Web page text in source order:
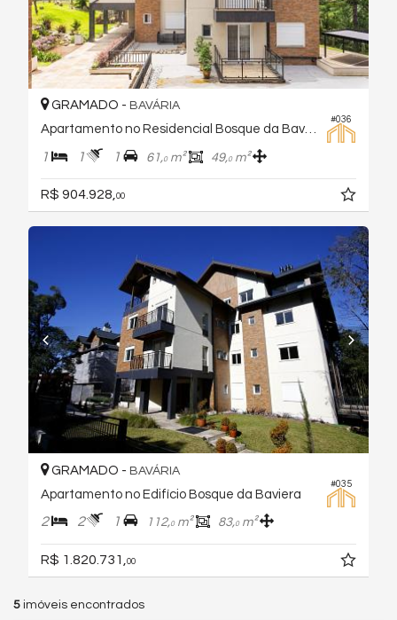
#036
GRAMADO - BAVÁRIA
Apartamento no Residencial Bosque da Baviera
1 1 1 61,0m² 49,0m²
R$ 904.928,00
#035
GRAMADO - BAVÁRIA
Apartamento no Edifício Bosque da Baviera
2 2 1 112,0m² 83,0m²
R$ 1.820.731, 00
5 imóveis encontrados